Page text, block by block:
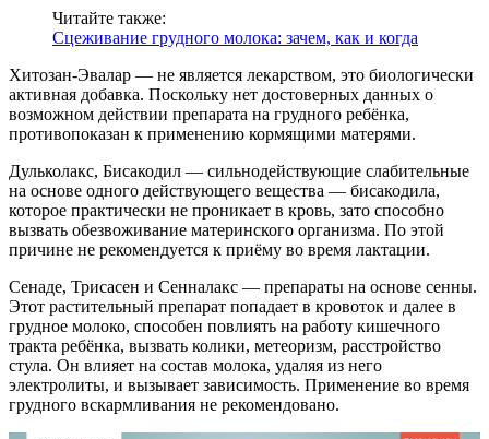
Читайте также:
Сцеживание грудного молока: зачем, как и когда
Хитозан-Эвалар — не является лекарством, это биологически
активная добавка. Поскольку нет достоверных данных о
возможном действии препарата на грудного ребёнка,
противопоказан к применению кормящими матерями.
Дульколакс, Бисакодил — сильнодействующие слабительные
на основе одного действующего вещества — бисакодила,
которое практически не проникает в кровь, зато способно
вызвать обезвоживание материнского организма. По этой
причине не рекомендуется к приёму во время лактации.
Сенаде, Трисасен и Сенналакс — препараты на основе сенны.
Этот растительный препарат попадает в кровоток и далее в
грудное молоко, способен повлиять на работу кишечного
тракта ребёнка, вызвать колики, метеоризм, расстройство
стула. Он влияет на состав молока, удаляя из него
электролиты, и вызывает зависимость. Применение во время
грудного вскармливания не рекомендовано.